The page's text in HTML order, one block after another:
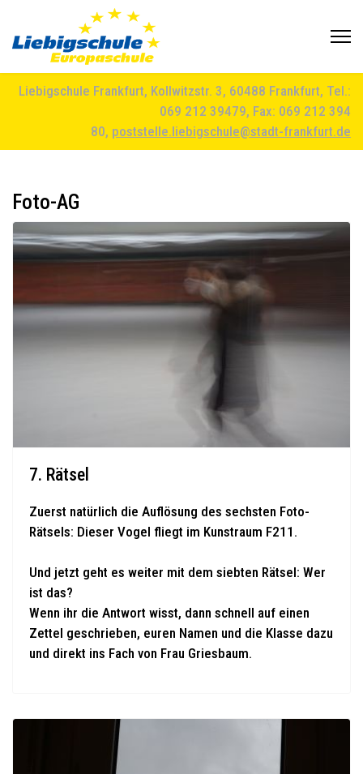
Liebigschule Frankfurt, Kollwitzstr. 3, 60488 Frankfurt, Tel.:
069 212 39479, Fax: 069 212 394
80, poststelle.liebigschule@stadt-frankfurt.de
Foto-AG
7. Rätsel
Zuerst natürlich die Auflösung des sechsten Foto-
Rätsels: Dieser Vogel fliegt im Kunstraum F211.
Und jetzt geht es weiter mit dem siebten Rätsel: Wer
ist das?
Wenn ihr die Antwort wisst, dann schnell auf einen
Zettel geschrieben, euren Namen und die Klasse dazu
und direkt ins Fach von Frau Griesbaum.